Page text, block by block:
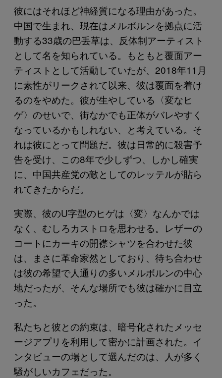
彼にはそれほど神経質になる理由があった。
中国で生まれ、現在はメルボルンを拠点に活
動する33歳の巴丢草は、反体制アーティスト
として名を知られている。もともと覆面アー
ティストとして活動していたが、2018年11月
に素性がリークされて以来、彼は覆面を着け
るのをやめた。彼が生やしている〈変なヒ
ゲ〉のせいで、街なかでも正体がバレやすく
なっているかもしれない、と考えている。そ
れは彼にとって問題だ。彼は日常的に殺害予
告を受け、この8年で少しずつ、しかし確実
に、中国共産党の敵としてのレッテルが貼ら
れてきたからだ。
実際、彼のU字型のヒゲは〈変〉なんかでは
なく、むしろカストロを思わせる。レザーの
コートにカーキの開襟シャツを合わせた彼
は、まさに革命家然としており、待ち合わせ
は彼の希望で人通りの多いメルボルンの中心
地だったが、そんな場所でも彼は確かに目立
った。
私たちと彼との約束は、暗号化されたメッセ
ージアプリを利用して密かに計画された。イ
ンタビューの場として選んだのは、人が多く
騒がしいカフェだった。